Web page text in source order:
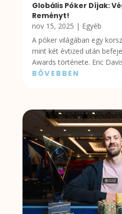
Globális Póker Díjak:
Reményt!
nov 15, 2025 | Egyéb
A póker világában egy
mint két évtized után
Awards története. Eric
BŐVEBBEN